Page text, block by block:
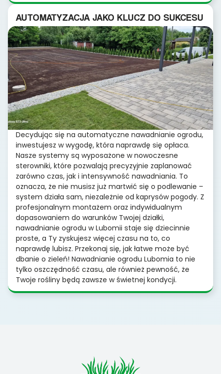
AUTOMATYZACJA JAKO KLUCZ DO SUKCESU
Decydując się na automatyczne nawadnianie ogrodu,
inwestujesz w wygodę, która naprawdę się opłaca.
Nasze systemy są wyposażone w nowoczesne
sterowniki, które pozwalają precyzyjnie zaplanować
zarówno czas, jak i intensywność nawadniania. To
oznacza, że nie musisz już martwić się o podlewanie –
system działa sam, niezależnie od kaprysów pogody. Z
profesjonalnym montażem oraz indywidualnym
dopasowaniem do warunków Twojej działki,
nawadnianie ogrodu w Lubomii staje się dziecinnie
proste, a Ty zyskujesz więcej czasu na to, co
naprawdę lubisz. Przekonaj się, jak łatwe może być
dbanie o zieleń! Nawadnianie ogrodu Lubomia to nie
tylko oszczędność czasu, ale również pewność, że
Twoje rośliny będą zawsze w świetnej kondycji.